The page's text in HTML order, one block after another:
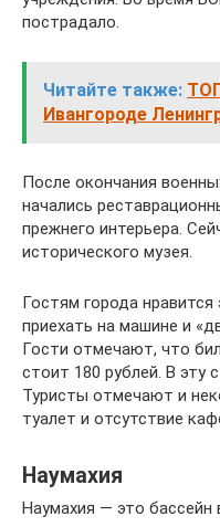
пострадало.
Читайте также:
Ивангороде
После окончания
начались
прежнего интерьера.
исторического музея.
Гостям города
приехать на машине и
Гости отмечают, что
стоит 180 рублей. В эту
Туристы отмечают и
туалет и отсутствие
Наумахия
Наумахия — это бассейн